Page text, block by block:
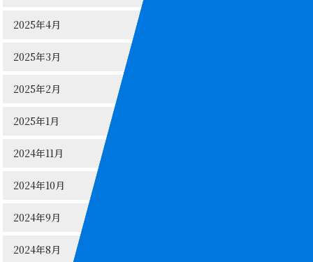
2025年4月
2025年3月
2025年2月
2025年1月
2024年11月
2024年10月
2024年9月
2024年8月